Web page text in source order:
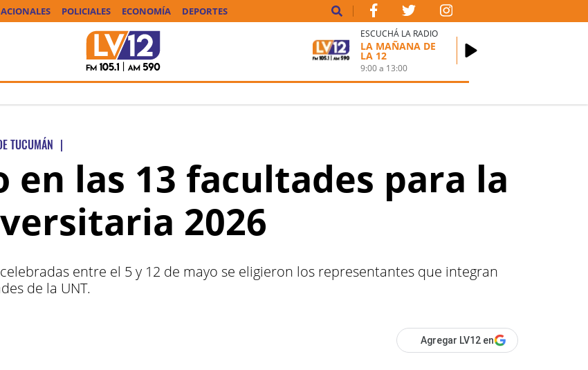
POLICIALES ECONOMÍA DEPORTES
ESCUCHÁ LA RADIO
LA MAÑANA DE
LA 12
9:00a 13:00
TUCUMÁN |
en las 13 facultades para la
2026
entre el 5 y 12 de mayo se eligieron los representantes que integran
de la UNT.
Agregar LV12 en